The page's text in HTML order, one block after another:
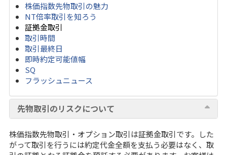
株価指数先物取引の魅力
NT倍率取引を知ろう
証拠金取引
取引時間
取引最終日
即時約定可能値幅
SQ
フラッシュニュース
先物取引のリスクについて
株価指数先物取引・オプション取引は証拠金取引です。した
がって取引を行うには約定代金全額を支払う必要はなく、取